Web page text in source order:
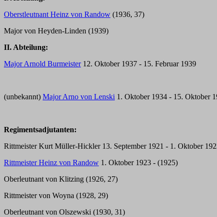
Oberstleutnant Heinz von Randow (1936, 37)
Major von Heyden-Linden (1939)
II. Abteilung:
Major Arnold Burmeister12. Oktober 1937 - 15. Februar 1939
(unbekannt) Major Arno von Lenski 1. Oktober 1934 - 15. Oktober
Regimentsadjutanten:
Rittmeister Kurt Müller-Hickler 13. September 1921 - 1. Oktober
Rittmeister Heinz von Randow 1. Oktober 1923 - (1925)
Oberleutnant von Klitzing (1926, 27)
Rittmeister von Woyna (1928, 29)
Oberleutnant von Olszewski (1930, 31)